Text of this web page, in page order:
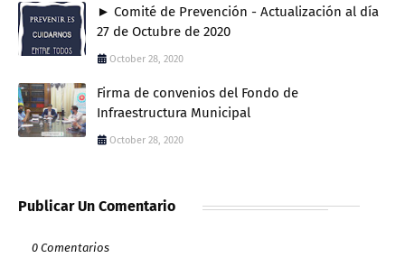
► Comité de Prevención - Actualización al día
27 de Octubre de 2020
October 28, 2020
Firma de convenios del Fondo de
Infraestructura Municipal
October 28, 2020
Publicar Un Comentario
0 Comentarios